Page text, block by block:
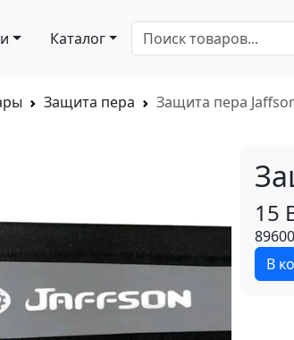
Каталог
Защита пера Защита пера
15
В